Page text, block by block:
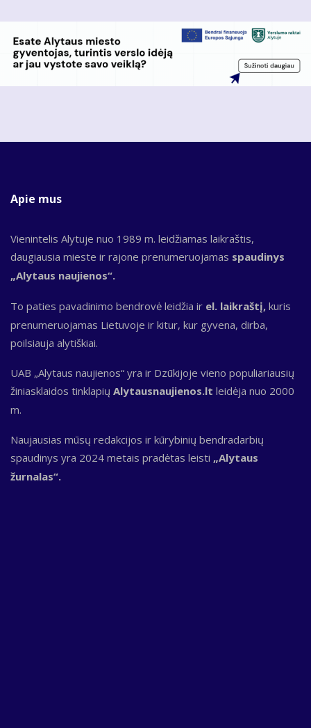
Apie mus
Vienintelis Alytuje nuo 1989 m. leidžiamas laikraštis,
daugiausia mieste ir rajone prenumeruojamas spaudinys
„Alytaus naujienos“.
To paties pavadinimo bendrovė leidžia ir el. laikraštį, kuris
prenumeruojamas Lietuvoje ir kitur, kur gyvena, dirba,
poilsiauja alytiškiai.
UAB „Alytaus naujienos“ yra ir Dzūkijoje vieno populiariausių
žiniasklaidos tinklapių Alytausnaujienos.lt leidėja nuo 2000
m.
Naujausias mūsų redakcijos ir kūrybinių bendradarbių
spaudinys yra 2024 metais pradėtas leisti „Alytaus
žurnalas“.